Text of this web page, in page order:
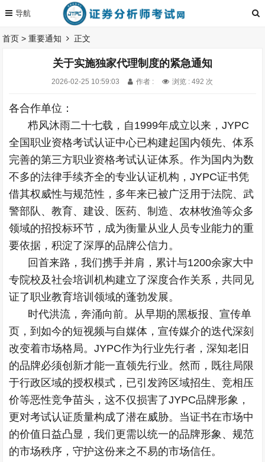
首页 >重要通知 正文
关于实施独家代理制度的紧急通知
2026-02-25 10:59:03 作者 : 浏览 : 492 次
各合作单位：
栉风沐雨二十七载，自1999年成立以来，JYPC
全国职业资格考试认证中心已构建起国内领先、体系
完善的第三方职业资格考试认证体系。作为国内为数
不多的法律手续齐全的专业认证机构，JYPC证书凭
借其权威性与规范性，多年来已被广泛用于法院、武
警部队、教育、建设、医药、制造、农林牧渔等众多
领域的招投标环节，成为衡量从业人员专业能力的重
要依据，积淀了深厚的品牌公信力。
回首来路，我们携手并肩，累计与1200余家大中
专院校及社会培训机构建立了深度合作关系，共同见
证了职业教育培训领域的蓬勃发展。
时代洪流，奔涌向前。从早期的黑板报、宣传单
页，到如今的短视频与自媒体，宣传媒介的迭代深刻
改变着市场格局。JYPC作为行业先行者，深知老旧
的品牌必须创新才能一直领先行业。然而，既往局限
于行政区域的授权模式，已引发跨区域招生、竞相压
价等恶性竞争苗头，这不仅损害了JYPC品牌形象，
更对考试认证质量构成了潜在威胁。当证书在市场中
的价值日益凸显，我们更需以统一的品牌形象、规范
的市场秩序，守护这份来之不易的市场信任。